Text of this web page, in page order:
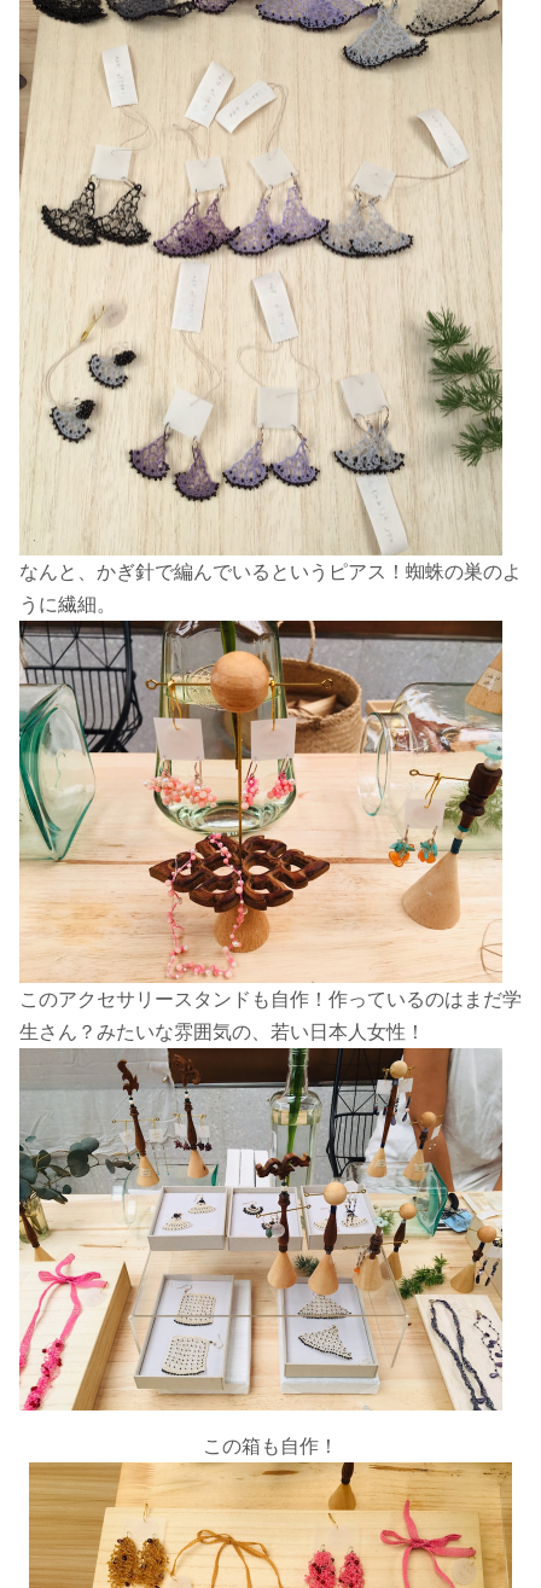
なんと、かぎ針で編んでいるというピアス！蜘蛛の巣のよ
うに繊細。
このアクセサリースタンドも自作！作っているのはまだ学
生さん？みたいな雰囲気の、若い日本人女性！
この箱も自作！